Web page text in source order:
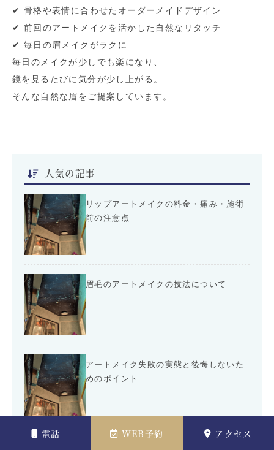
電話 WEB予約 アクセス
✔︎ 骨格や表情に合わせたオーダーメイドデザイン
✔︎ 前回のアートメイクを活かした自然なリタッチ
✔︎ 毎日の眉メイクがラクに
毎日のメイクが少しでも楽になり、
鏡を見るたびに気分が少し上がる。
そんな自然な眉をご提案しています。
人気の記事
リップアートメイクの料金・痛み・施術
前の注意点
眉毛のアートメイクの技法について
アートメイク失敗の実態と後悔しないた
めのポイント